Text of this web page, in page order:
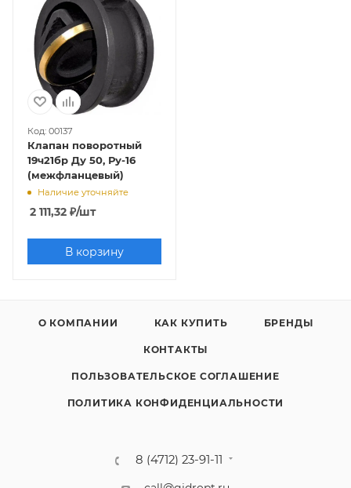
Код: 00137
Клапан поворотный
19ч21бр Ду 50, Ру-16
(межфланцевый)
Наличие уточняйте
2 111,32 ₽/шт
В корзину
О КОМПАНИИ КАК КУПИТЬ БРЕНДЫ
КОНТАКТЫ
ПОЛЬЗОВАТЕЛЬСКОЕ СОГЛАШЕНИЕ
ПОЛИТИКА КОНФИДЕНЦИАЛЬНОСТИ
8 (4712) 23-91-11